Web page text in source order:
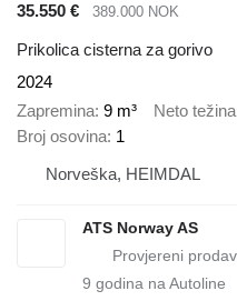
35.550 €
389.000 NOK
Prikolica cisterna za gorivo
2024
Zapremina 9 m³ Neto težina
Broj osovina 1
Norveška, HEIMDAL
ATS Norway AS
9 godina na Autoline